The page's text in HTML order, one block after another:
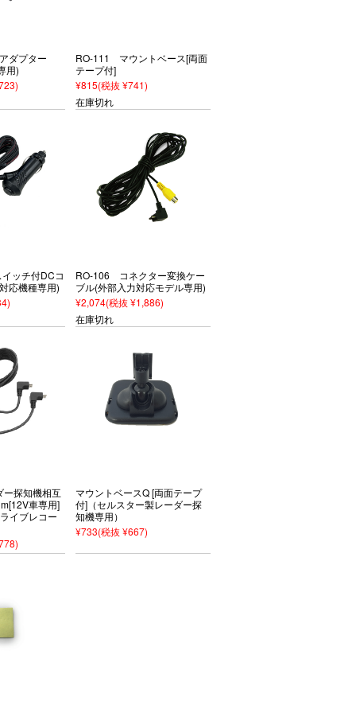
ダプター
用)
RO-111 マウントベース[両面
テープ付]
¥815(税抜 ¥741)
在庫切れ
ッチ付DCコ
応機種専用)
RO-106 コネクター変換ケー
ブル(外部入力対応モデル専用)
¥2,074(税抜 ¥1,886)
在庫切れ
探知機相互
車専用]
イブレコー
マウントベースQ [両面テープ
付]（セルスター製レーダー探
知機専用）
¥733(税抜 ¥667)